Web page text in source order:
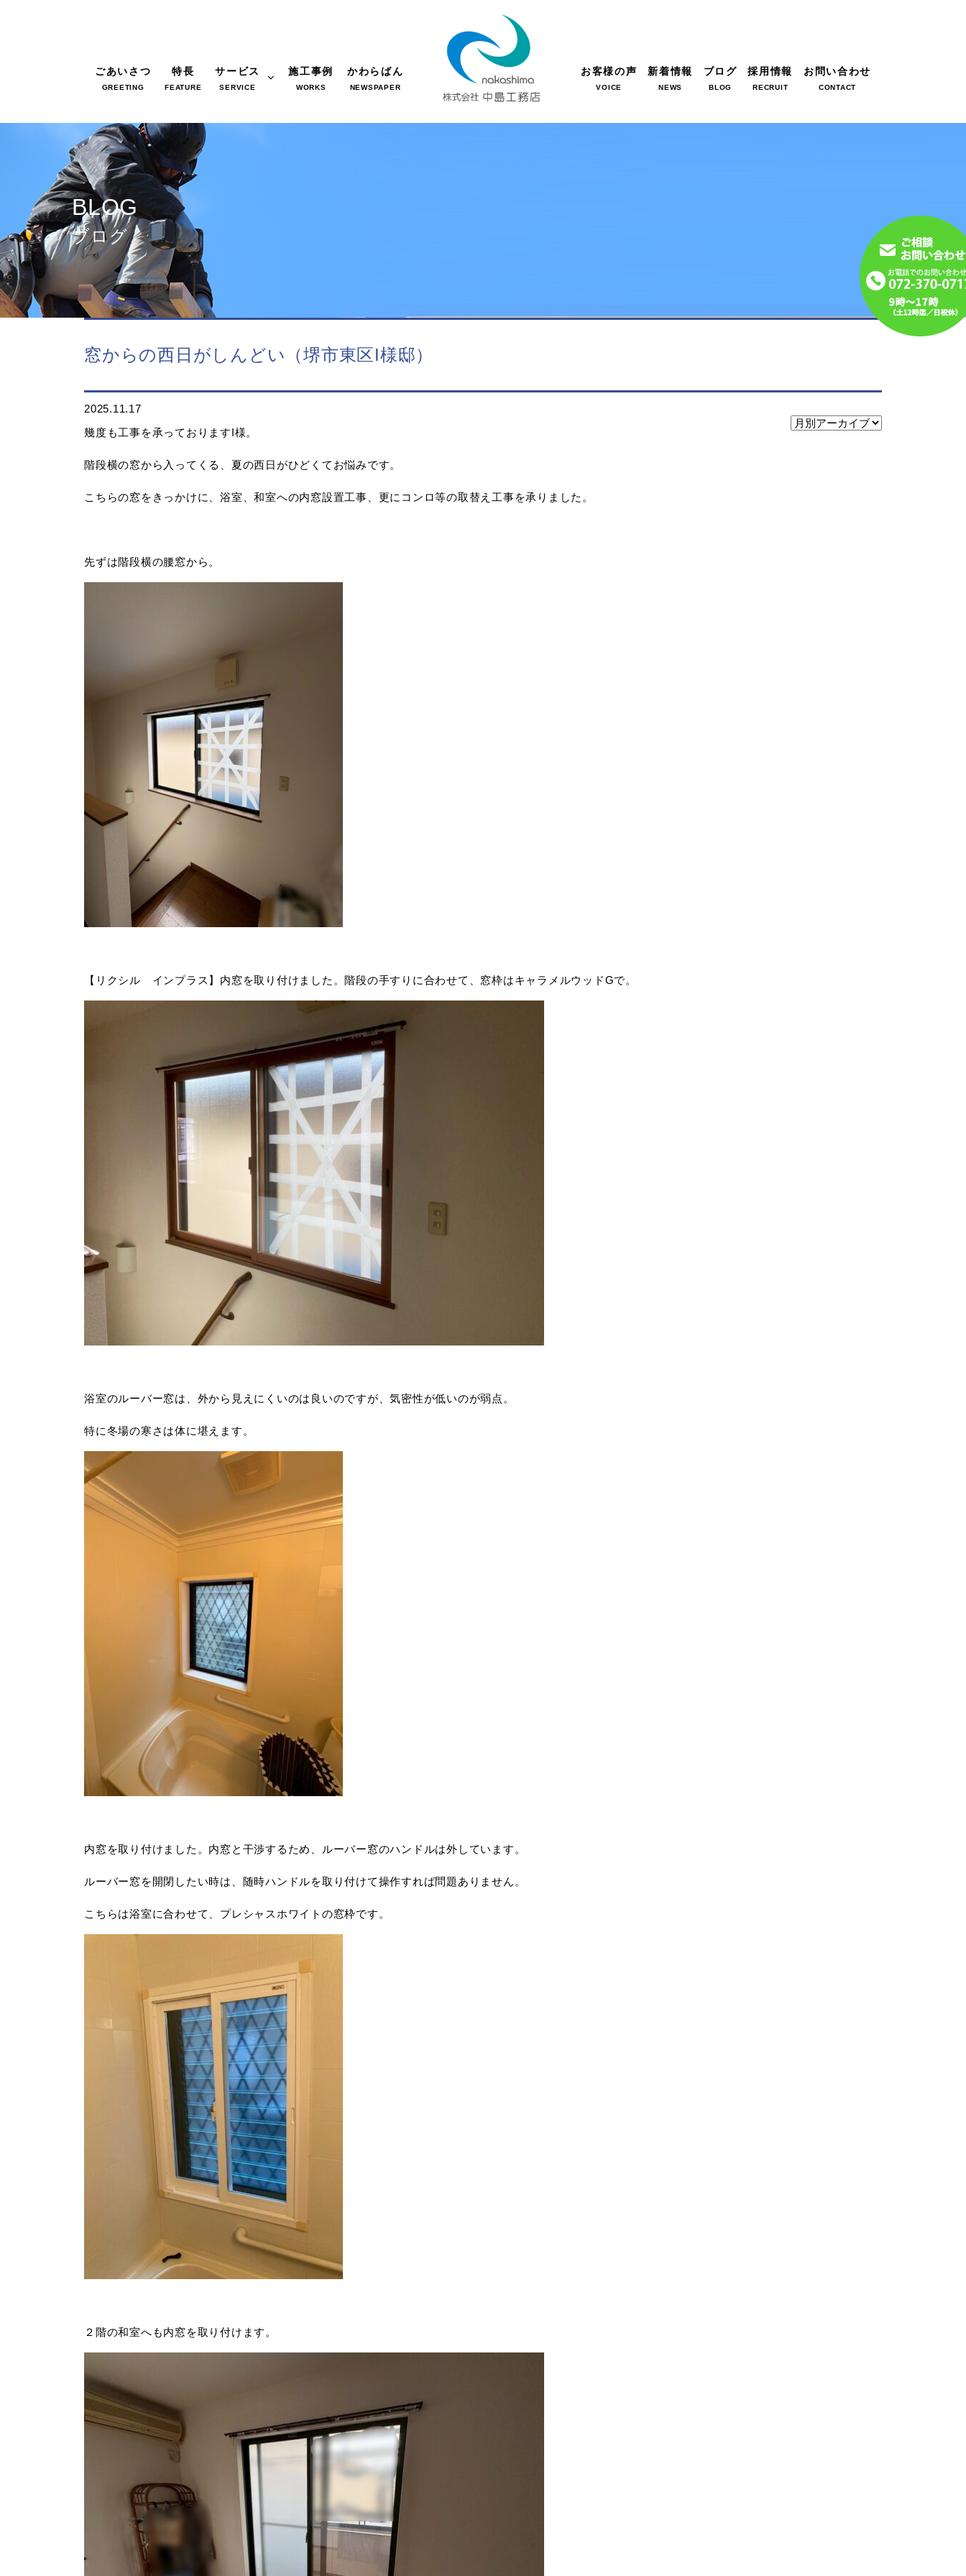
ごあいさつ
GREETING
特長
FEATURE
サービス
SERVICE
施工事例
WORKS
かわらばん
NEWSPAPER
お客様の声
VOICE
新着情報
NEWS
ブログ
BLOG
採用情報
RECRUIT
お問い合わせ
CONTACT
BLOG
ブログ
窓からの西日がしんどい（堺市東区I様邸）
2025.11.17
幾度も工事を承っておりますI様。
階段横の窓から入ってくる、夏の西日がひどくてお悩みです。
こちらの窓をきっかけに、浴室、和室への内窓設置工事、更にコンロ等の取替え工事を承りました。
先ずは階段横の腰窓から。
【リクシル インプラス】内窓を取り付けました。階段の手すりに合わせて、窓枠はキャラメルウッドGで。
浴室のルーバー窓は、外から見えにくいのは良いのですが、気密性が低いのが弱点。
特に冬場の寒さは体に堪えます。
内窓を取り付けました。内窓と干渉するため、ルーバー窓のハンドルは外しています。
ルーバー窓を開閉したい時は、随時ハンドルを取り付けて操作すれば問題ありません。
こちらは浴室に合わせて、プレシャスホワイトの窓枠です。
２階の和室へも内窓を取り付けます。